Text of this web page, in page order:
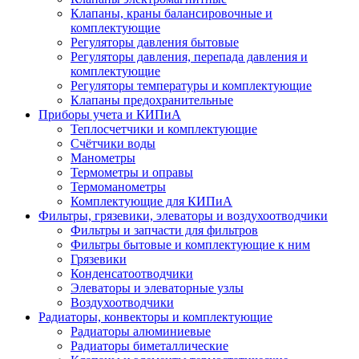
Клапаны, краны балансировочные и
комплектующие
Регуляторы давления бытовые
Регуляторы давления, перепада давления и
комплектующие
Регуляторы температуры и комплектующие
Клапаны предохранительные
Приборы учета и КИПиА
Теплосчетчики и комплектующие
Счётчики воды
Манометры
Термометры и оправы
Термоманометры
Комплектующие для КИПиА
Фильтры, грязевики, элеваторы и воздухоотводчики
Фильтры и запчасти для фильтров
Фильтры бытовые и комплектующие к ним
Грязевики
Конденсатоотводчики
Элеваторы и элеваторные узлы
Воздухоотводчики
Радиаторы, конвекторы и комплектующие
Радиаторы алюминиевые
Радиаторы биметаллические